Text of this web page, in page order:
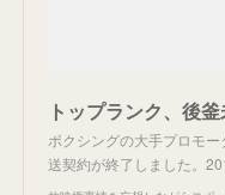
トップランク、後
ボクシングの大手プロモ
送契約が終了しました。